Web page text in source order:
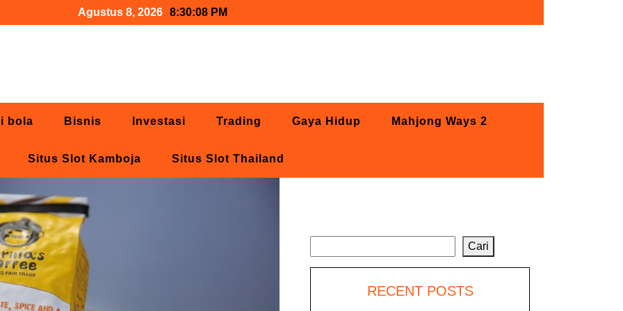
Agustus 8, 2026 8:30:09 PM
bola Bisnis Investasi Trading Gaya Hidup Mahjong Ways 2
Situs Slot Kamboja Situs Slot Thailand
Cari
RECENT POSTS